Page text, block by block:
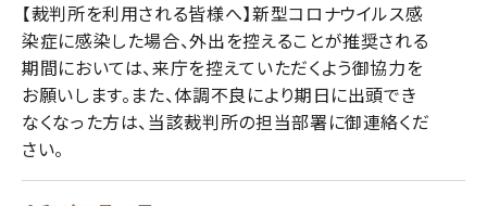
【裁判所を利用される皆様へ】新型コロナウイルス感
染症に感染した場合、外出を控えることが推奨される
期間においては、来庁を控えていただくよう御協力を
お願いします。また、体調不良により期日に出頭でき
なくなった方は、当該裁判所の担当部署に御連絡くだ
さい。